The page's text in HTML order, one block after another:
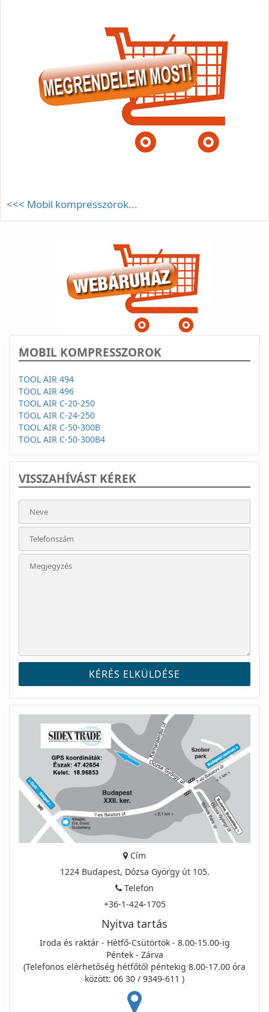
<<< Mobil kompresszorok...
MOBIL KOMPRESSZOROK
TOOL AIR 494
TOOL AIR 496
TOOL AIR C-20-250
TOOL AIR C-24-250
TOOL AIR C-50-300B
TOOL AIR C-50-300B4
VISSZAHÍVÁST KÉREK
Cím
1224 Budapest, Dózsa György út 105.
Telefon
+36-1-424-1705
Nyitva tartás
Iroda és raktár - Hétfő-Csütörtök - 8.00-15.00-ig
Péntek - Zárva
(Telefonos elérhetőség hétfőtől péntekig 8.00-17.00 óra
között: 06 30 / 9349-611 )